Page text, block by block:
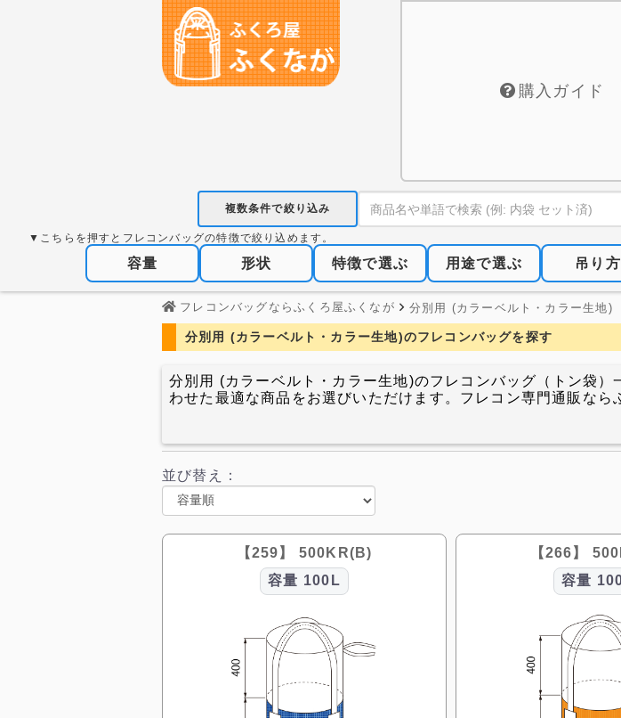
購入ガイド
複数条件で絞り込み
▼こちらを押すとフレコンバッグの特徴で絞り込めます。
容量 形状 特徴で選ぶ 用途で選ぶ 吊り方
フレコンバッグならふくろ屋ふくなが 分別用 (カラーベルト・カラー生地)
分別用 (カラーベルト・カラー生地)のフレコンバッグを探す
分別用 (カラーベルト・カラー生地)のフレコンバッグ（トン袋
わせた最適な商品をお選びいただけます。フレコン専門通販なら
並び替え：
【259】 500KR(B)
容量 100L
【266】
容量